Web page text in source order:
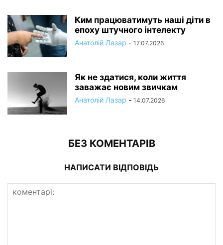
Ким працюватимуть наші діти в
епоху штучного інтелекту
Анатолій Лазар - 17.07.2026
Як не здатися, коли життя
заважає новим звичкам
Анатолій Лазар - 14.07.2026
БЕЗ КОМЕНТАРІВ
НАПИСАТИ ВІДПОВІДЬ